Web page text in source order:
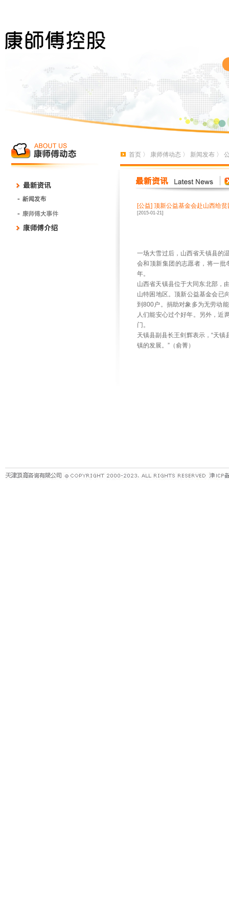
首页 〉 康师傅动态 〉 新闻发布 〉
[公益] 顶新公益基金会赴山西给
[2015-01-21]
一场大雪过后，山西省天镇县的
会和顶新集团的志愿者，将一
年。
山西省天镇县位于大同东北部，
山特困地区。顶新公益基金会已
到800户。捐助对象多为无劳动
人们能安心过个好年。另外，近
门。
天镇县副县长王剑辉表示，“天
镇的发展。”（俞菁）